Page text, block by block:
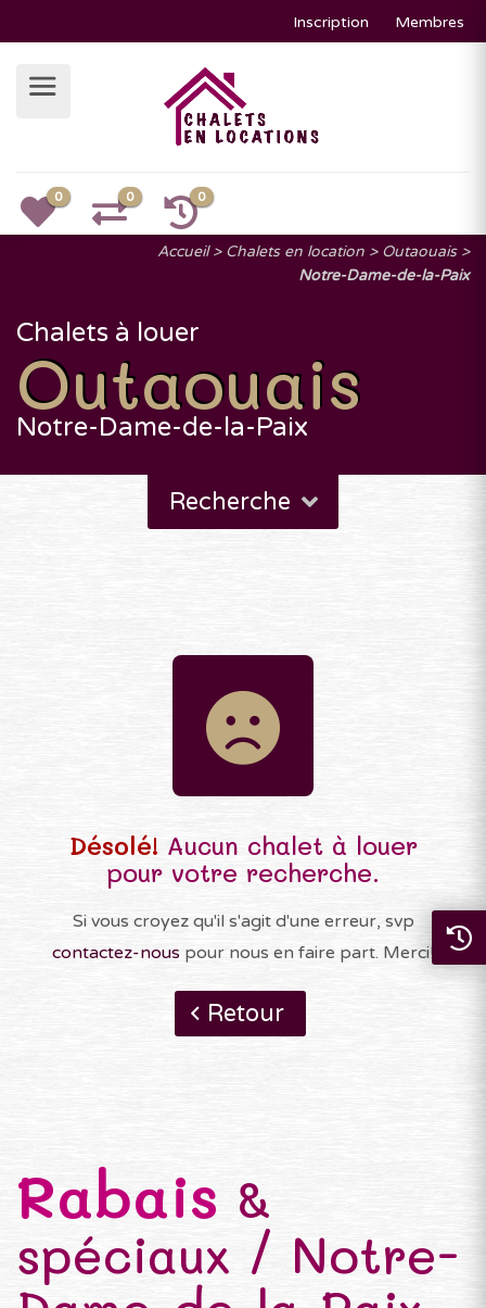
Inscription Membres
0 0 0
Accueil Chalets en location
Outaouais
Notre-Dame-de-la-Paix
Chalets à louer
Outaouais
Notre-Dame-de-la-Paix
Recherche
Désolé! Aucun chalet à louer
pour votre recherche.
Si vous croyez qu'il s'agit d'une erreur, svp
contactez-nous pour nous en faire part. Merci!
Retour
Rabais &
spéciaux / Notre-